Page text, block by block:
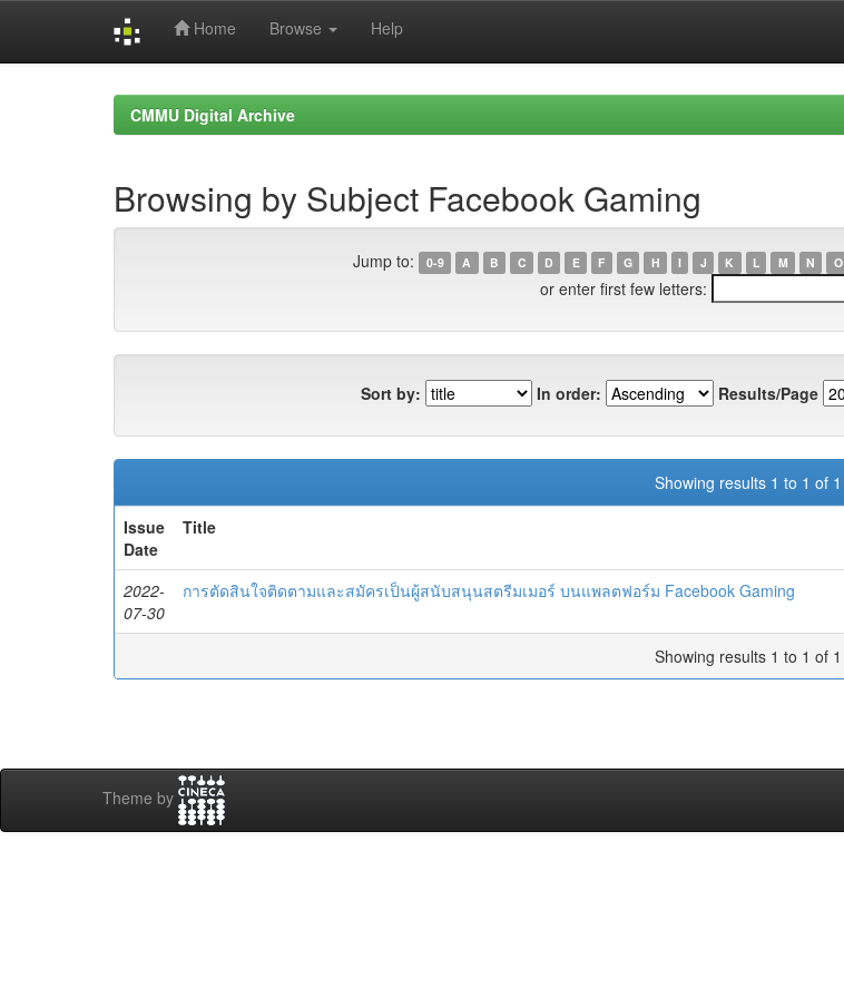
Home Browse Help
CMMU Digital Archive
Browsing by Subject Facebook Gaming
Jump to: 0-9 A B C D E F G H I J K L M N O
or enter first few letters:
Sort by: In order: Results/Page
Showing results 1 to 1 of 1
Issue
Date
Title
2022-
07-30
การตัดสินใจติดตามและสมัครเป็นผู้สนับสนุนสตรีมเมอร์ บนแพลตฟอร์ม Facebook Gaming
Showing results 1 to 1 of 1
Theme by